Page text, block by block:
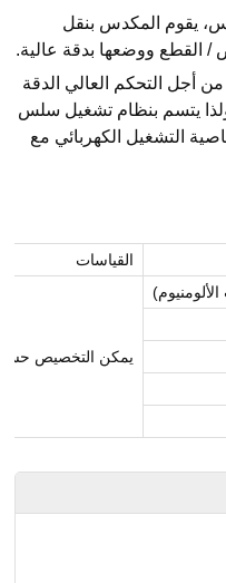
يقوم المكدس بنقل
/ القطع ووضعها بدقة عالية.
يتميز المكدس بنظام تشغيل PLC من أجل التحكم العالي الدقة
يتسم بنظام تشغيل سلس
التشغيل الكهربائي مع
القياسات
يمكن التخصيص